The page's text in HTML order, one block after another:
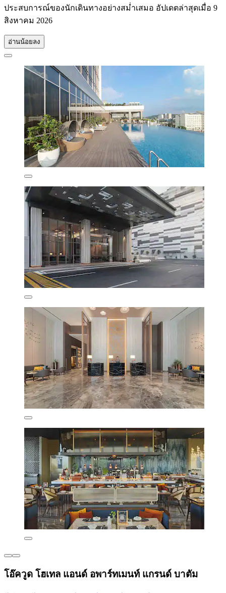
ประสบการณ์ของนักเดินทางอย่างสม่ำเสมอ อัปเดตล่าสุดเมื่อ 9
สิงหาคม 2026
อ่านน้อยลง
โอ๊ควูด โฮเทล แอนด์ อพาร์ทเมนท์ แกรนด์ บาตัม